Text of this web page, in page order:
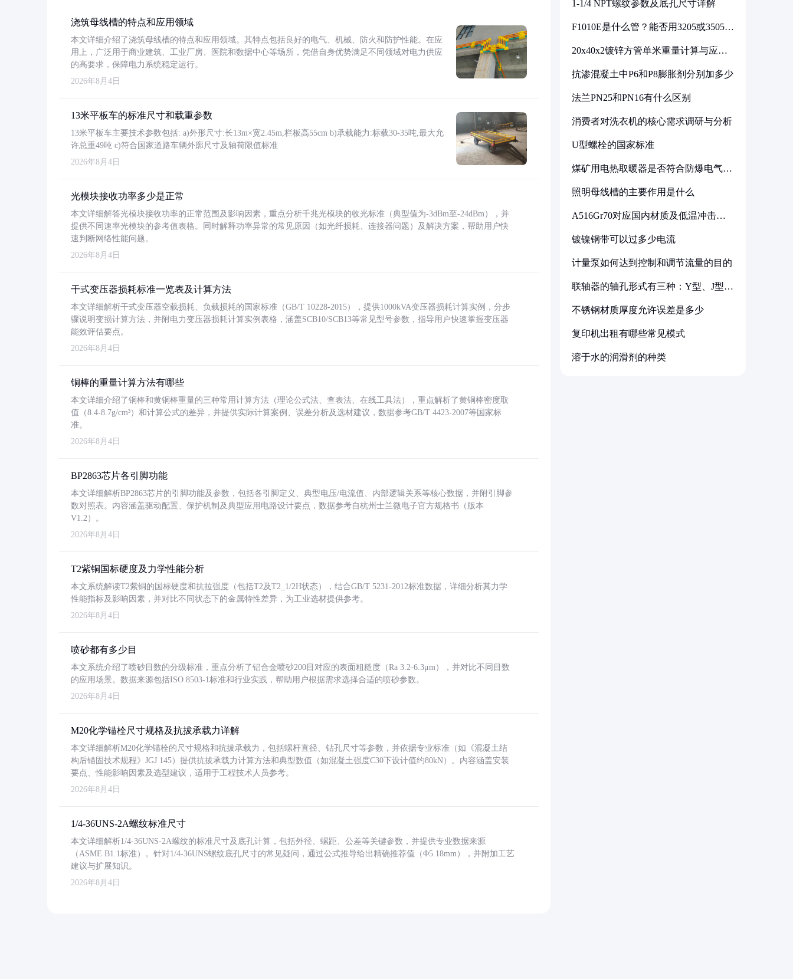
浇筑母线槽的特点和应用领域
本文详细介绍了浇筑母线槽的特点和应用领域。其特点包括良好的电气、机械、防火和防护性能。在应
用上，广泛用于商业建筑、工业厂房、医院和数据中心等场所，凭借自身优势满足不同领域对电力供应
的高要求，保障电力系统稳定运行。
2026年8月4日
13米平板车的标准尺寸和载重参数
13米平板车主要技术参数包括: a)外形尺寸:长13m×宽2.45m,栏板高55cm b)承载能力:标载30-35吨,最大允
许总重49吨 c)符合国家道路车辆外廓尺寸及轴荷限值标准
2026年8月4日
光模块接收功率多少是正常
本文详细解答光模块接收功率的正常范围及影响因素，重点分析千兆光模块的收光标准（典型值为-3dBm至-24dBm），并
提供不同速率光模块的参考值表格。同时解释功率异常的常见原因（如光纤损耗、连接器问题）及解决方案，帮助用户快
速判断网络性能问题。
2026年8月4日
干式变压器损耗标准一览表及计算方法
本文详细解析干式变压器空载损耗、负载损耗的国家标准（GB/T 10228-2015），提供1000kVA变压器损耗计算实例，分步
骤说明变损计算方法，并附电力变压器损耗计算实例表格，涵盖SCB10/SCB13等常见型号参数，指导用户快速掌握变压器
能效评估要点。
2026年8月4日
铜棒的重量计算方法有哪些
本文详细介绍了铜棒和黄铜棒重量的三种常用计算方法（理论公式法、查表法、在线工具法），重点解析了黄铜棒密度取
值（8.4-8.7g/cm³）和计算公式的差异，并提供实际计算案例、误差分析及选材建议，数据参考GB/T 4423-2007等国家标
准。
2026年8月4日
BP2863芯片各引脚功能
本文详细解析BP2863芯片的引脚功能及参数，包括各引脚定义、典型电压/电流值、内部逻辑关系等核心数据，并附引脚参
数对照表。内容涵盖驱动配置、保护机制及典型应用电路设计要点，数据参考自杭州士兰微电子官方规格书（版本
V1.2）。
2026年8月4日
T2紫铜国标硬度及力学性能分析
本文系统解读T2紫铜的国标硬度和抗拉强度（包括T2及T2_1/2H状态），结合GB/T 5231-2012标准数据，详细分析其力学
性能指标及影响因素，并对比不同状态下的金属特性差异，为工业选材提供参考。
2026年8月4日
喷砂都有多少目
本文系统介绍了喷砂目数的分级标准，重点分析了铝合金喷砂200目对应的表面粗糙度（Ra 3.2-6.3μm），并对比不同目数
的应用场景。数据来源包括ISO 8503-1标准和行业实践，帮助用户根据需求选择合适的喷砂参数。
2026年8月4日
M20化学锚栓尺寸规格及抗拔承载力详解
本文详细解析M20化学锚栓的尺寸规格和抗拔承载力，包括螺杆直径、钻孔尺寸等参数，并依据专业标准（如《混凝土结
构后锚固技术规程》JGJ 145）提供抗拔承载力计算方法和典型数值（如混凝土强度C30下设计值约80kN）。内容涵盖安装
要点、性能影响因素及选型建议，适用于工程技术人员参考。
2026年8月4日
1/4-36UNS-2A螺纹标准尺寸
本文详细解析1/4-36UNS-2A螺纹的标准尺寸及底孔计算，包括外径、螺距、公差等关键参数，并提供专业数据来源
（ASME B1.1标准）。针对1/4-36UNS螺纹底孔尺寸的常见疑问，通过公式推导给出精确推荐值（Φ5.18mm），并附加工艺
建议与扩展知识。
2026年8月4日
1-1/4 NPT螺纹参数及底孔尺寸详解
F1010E是什么管？能否用3205或3505代
20x40x2镀锌方管单米重量计算与应用
抗渗混凝土中P6和P8膨胀剂分别加多少
法兰PN25和PN16有什么区别
消费者对洗衣机的核心需求调研与分析
U型螺栓的国家标准
煤矿用电热取暖器是否符合防爆电气设
照明母线槽的主要作用是什么
A516Gr70对应国内材质及低温冲击要
镀镍钢带可以过多少电流
计量泵如何达到控制和调节流量的目的
联轴器的轴孔形式有三种：Y型、J型、
不锈钢材质厚度允许误差是多少
复印机出租有哪些常见模式
溶于水的润滑剂的种类